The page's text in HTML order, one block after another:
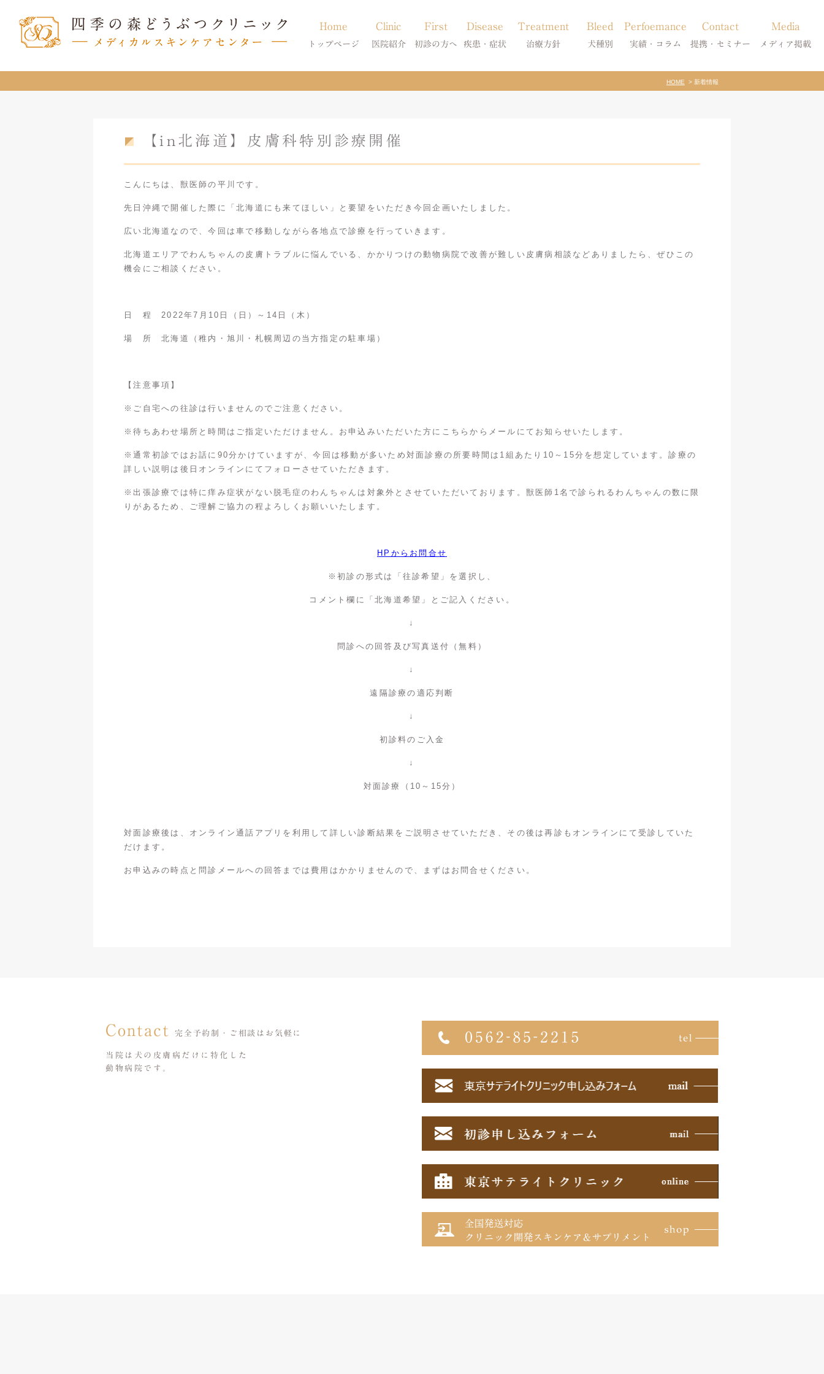
Home
トップページ
Clinic
医院紹介
当院のご紹介
求人案内
First
初診の方へ
初診の方へ
東京サテライト
Disease
疾患・症状
アトピー・アレルギー
Treatment
治療方針
皮膚科特別診療
Bleed
犬種別
柴犬の皮膚病
Perfoemance
実績・コラム
犬種別
Contact
提携・セミナー
診療提携・セミナー開催
Media
メディア掲載
メディア掲載
HOME 新着情報
【in北海道】皮膚科特別診療開催
こんにちは、獣医師の平川です。
先日沖縄で開催した際に「北海道にも来てほしい」と要望をいただき今回企画いたしました。
広い北海道なので、今回は車で移動しながら各地点で診療を行っていきます。
北海道エリアでわんちゃんの皮膚トラブルに悩んでいる、かかりつけの動物病院で改善が難しい皮膚病相談などありましたら、ぜひこの
機会にご相談ください。
日 程 2022年7月10日（日）～14日（木）
場 所 北海道（稚内・旭川・札幌周辺の当方指定の駐車場）
【注意事項】
※ご自宅への往診は行いませんのでご注意ください。
※待ちあわせ場所と時間はご指定いただけません。お申込みいただいた方にこちらからメールにてお知らせいたします。
※通常初診ではお話に90分かけていますが、今回は移動が多いため対面診療の所要時間は1組あたり10～15分を想定しています。診療の
詳しい説明は後日オンラインにてフォローさせていただきます。
※出張診療では特に痒み症状がない脱毛症のわんちゃんは対象外とさせていただいております。獣医師1名で診られるわんちゃんの数に限
りがあるため、ご理解ご協力の程よろしくお願いいたします。
HPからお問合せ
※初診の形式は「往診希望」を選択し、
コメント欄に「北海道希望」とご記入ください。
↓
問診への回答及び写真送付（無料）
↓
遠隔診療の適応判断
↓
初診料のご入金
↓
対面診療（10～15分）
対面診療後は、オンライン通話アプリを利用して詳しい診断結果をご説明させていただき、その後は再診もオンラインにて受診していた
だけます。
お申込みの時点と問診メールへの回答までは費用はかかりませんので、まずはお問合せください。
Contact 完全予約制・ご相談はお気軽に
当院は犬の皮膚病だけに特化した
動物病院です。